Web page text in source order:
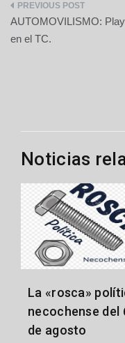
Navegación
de
AUTOMOVILISMO:
en el TC.
Noticias
La «rosca»
necochense del
de agosto